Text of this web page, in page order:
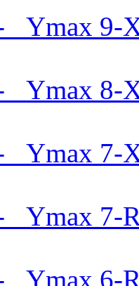
Ymax 9-
Ymax 8-
Ymax 7-
7-
6-